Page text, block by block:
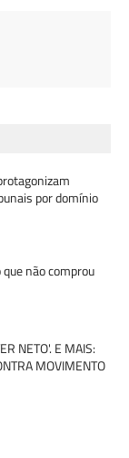
por domínio
não comprou
NETO'. E MAIS:
MOVIMENTO